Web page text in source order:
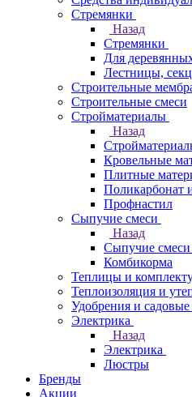
Стремянки
Назад
Стремянки
Для
Лестницы,
Строительные
Строительные смеси
Стройматериалы
Назад
Кровельные
Плитные
Поликарбонат
Профнастил
Сыпучие смеси
Назад
Сыпучие смеси
Комбикорма
Теплицы и
Теплоизоляция и
Удобрения и
Электрика
Назад
Электрика
Люстры
Бренды
Акции